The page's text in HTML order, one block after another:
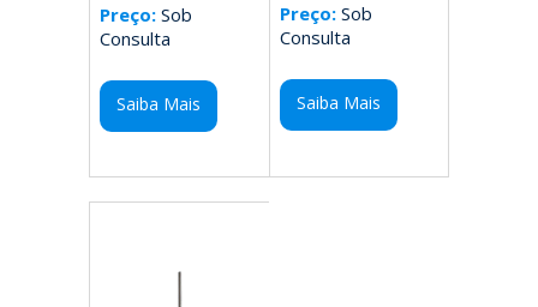
Preço: Sob
Consulta
Saiba Mais
Preço:Sob
Consulta
Saiba Mais